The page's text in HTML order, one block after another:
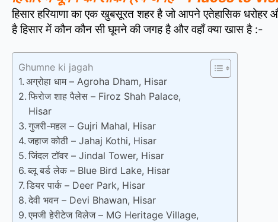
हिसार हरियाणा का एक खुबसूरत शहर है जो आपने एतेहासिक धरोहर
है हिसार में कौन कौन सी घूमने की जगह है और वहाँ क्या खास है :-
Ghumne ki jagah
अग्रोहा धाम – Agroha Dham, Hisar
फिरोज शाह पैलेस – Firoz Shah Palace,
Hisar
गुजरी-महल – Gujri Mahal, Hisar
जहाज कोठी – Jahaj Kothi, Hisar
जिंदल टॉवर – Jindal Tower, Hisar
ब्लू बर्ड लेक – Blue Bird Lake, Hisar
डियर पार्क – Deer Park, Hisar
देवी भवन – Devi Bhawan, Hisar
एमजी हेरीटेज विलेज – MG Heritage Village,